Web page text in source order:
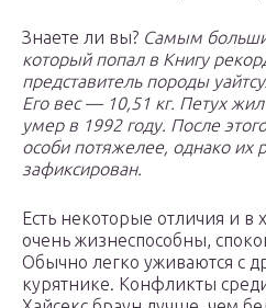
Знаете ли вы? Самым
который попал в Книгу
представитель породы
Его вес — 10,51 кг. Петух
умер в 1992 году. После
особи потяжелее, однако их
зафиксирован.
Есть некоторые отличия и в
очень жизнеспособны,
Обычно легко уживаются с
курятнике. Конфликты